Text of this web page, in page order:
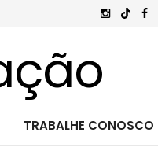
TRABALHE CONOSCO